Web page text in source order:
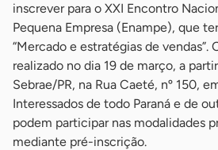
inscrever para o XXI Encontro
Pequena Empresa (Enampe), que
“Mercado e estratégias de vendas”.
realizado no dia 19 de março, a
Sebrae/PR, na Rua Caeté, nº 150,
Interessados de todo Paraná e de
podem participar nas modalidades
mediante pré-inscrição.